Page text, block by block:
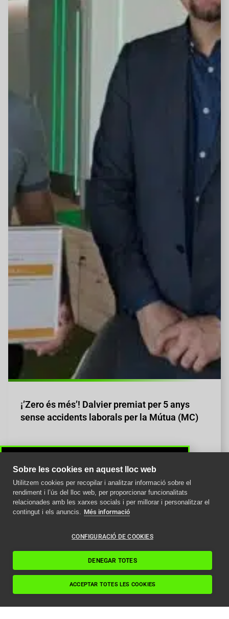
¡’Zero és més’! Dalvier premiat per 5 anys
sense accidents laborals per la Mútua (MC)
Sobre les cookies en aquest lloc web
Utilitzem cookies per recopilar i analitzar informació sobre el
rendiment i l’ús del lloc web, per proporcionar funcionalitats
relacionades amb les xarxes socials i per millorar i personalitzar el
contingut i els anuncis. Més informació
CONFIGURACIÓ DE COOKIES
DENEGAR TOTES
ACCEPTAR TOTES LES COOKIES
Avís important
Com afecta la nova
ascensors en 2024
Llegir article